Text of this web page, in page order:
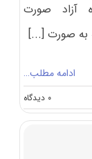
آزاد صورت
به صورت [...]
ادامه مطلب…
۰ دیدگاه
on
ظرفیت
کنکور